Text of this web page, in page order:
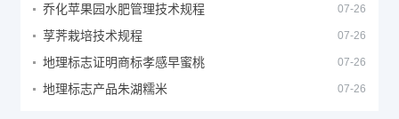
乔化苹果园水肥管理技术规程 07-26
莩荠栽培技术规程 07-26
地理标志证明商标孝感早蜜桃 07-26
地理标志产品朱湖糯米 07-26